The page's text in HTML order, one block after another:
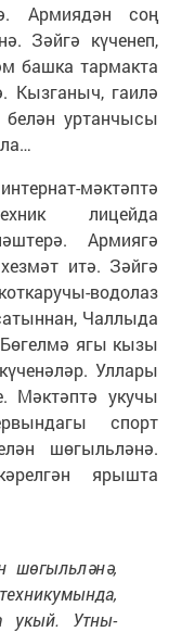
Армиядән соң
Зәйгә күченеп,
башка тармакта
Кызганыч, гаилә
уртанчысы
мәктәптә
лицейда
Армиягә
итә. Зәйгә
водолаз
Чаллыда
ягы кызы
Уллары
Мәктәптә укучы
спорт
шөгыльләнә.
ярышта
шөгыльләнә,
укый. Утны-